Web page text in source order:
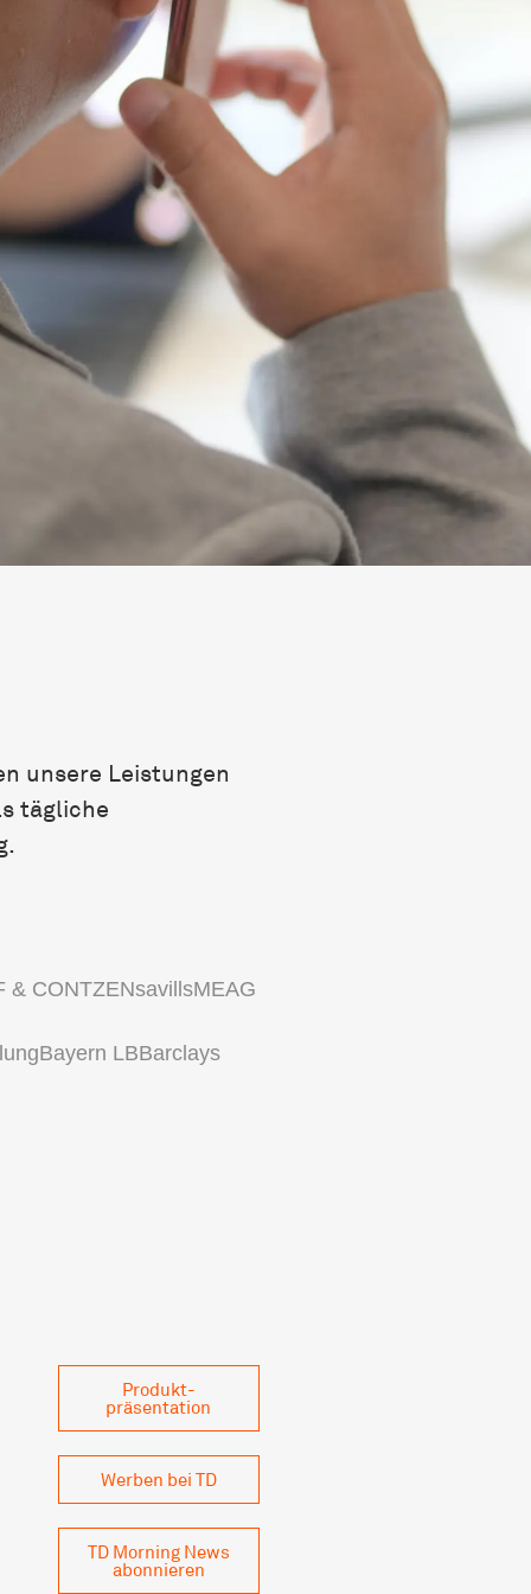
unsere Leistungen
tägliche
& CONTZENsavillsMEAG
Bayern LBBarclays
Produkt­
präsentation
Werben bei TD
TD Morning News
abonnieren